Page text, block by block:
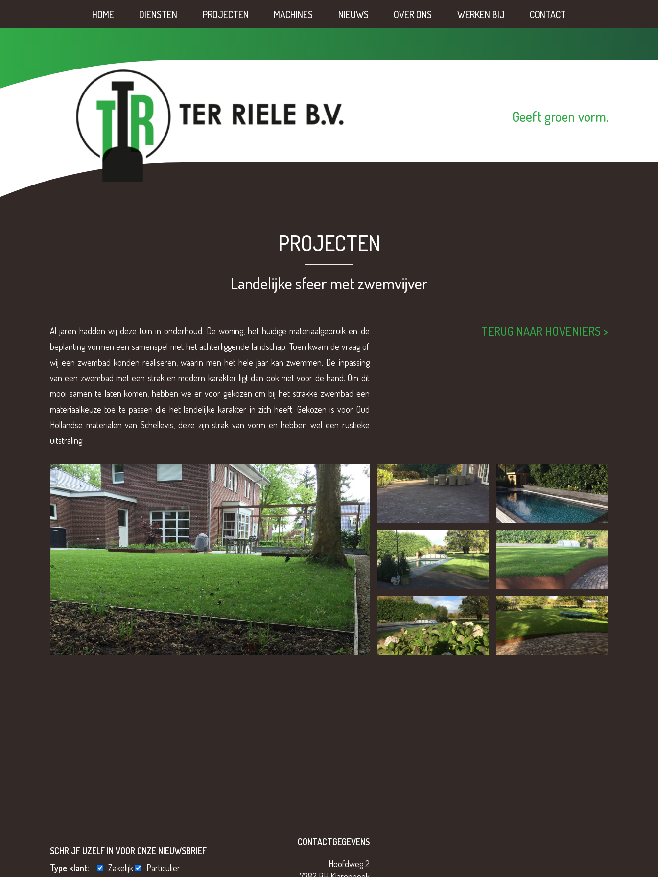
HOME DIENSTEN PROJECTEN MACHINES NIEUWS OVER ONS WERKEN BIJ CONTACT
Geeft groen vorm.
PROJECTEN
Landelijke sfeer met zwemvijver
Al jaren hadden wij deze tuin in onderhoud. De woning, het huidige materiaalgebruik en de
beplanting vormen een samenspel met het achterliggende landschap. Toen kwam de vraag of
wij een zwembad konden realiseren, waarin men het hele jaar kan zwemmen. De inpassing
van een zwembad met een strak en modern karakter ligt dan ook niet voor de hand.Om dit
mooi samen te laten komen, hebben we er voor gekozen om bij het strakke zwembad een
materiaalkeuze toe te passen die het landelijke karakter in zich heeft. Gekozen is voor Oud
Hollandse materialen van Schellevis, deze zijn strak van vorm en hebben wel een rustieke
uitstraling.
TERUG NAAR HOVENIERS >
SCHRIJF UZELF IN VOOR ONZE NIEUWSBRIEF
Type klant:
Zakelijk Particulier
CONTACTGEGEVENS
Hoofdweg 2